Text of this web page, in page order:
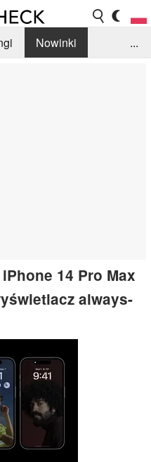
Nowinki
...
14 Pro Max
always-